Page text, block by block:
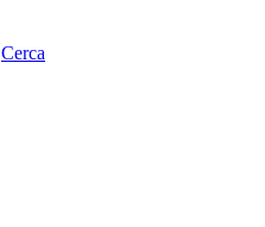
Cerca